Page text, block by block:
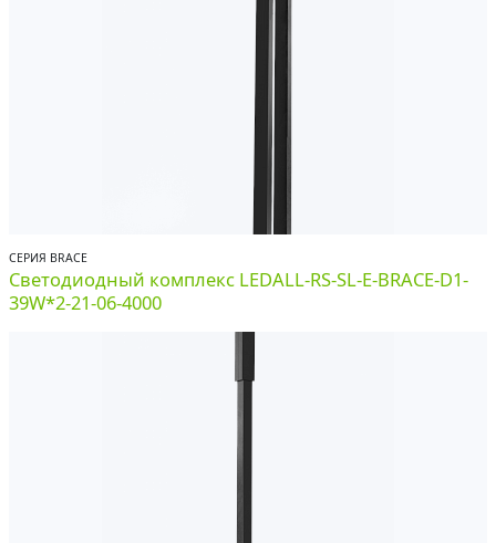
СЕРИЯ BRACE
Светодиодный комплекс LEDALL-RS-SL-E-BRACE-D1-
39W*2-21-06-4000